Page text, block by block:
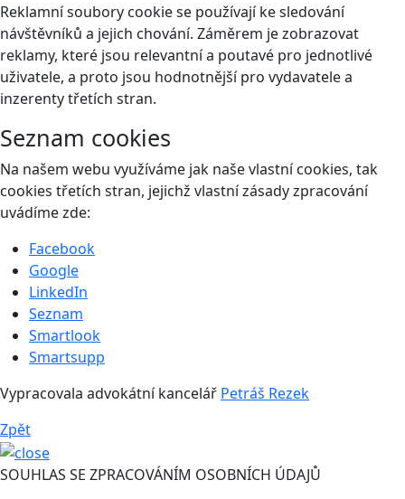
Reklamní soubory cookie se používají ke sledování
návštěvníků a jejich chování. Záměrem je zobrazovat
reklamy, které jsou relevantní a poutavé pro jednotlivé
uživatele, a proto jsou hodnotnější pro vydavatele a
inzerenty třetích stran.
Seznam cookies
Na našem webu využíváme jak naše vlastní cookies, tak
cookies třetích stran, jejichž vlastní zásady zpracování
uvádíme zde:
Facebook
Google
LinkedIn
Seznam
Smartlook
Smartsupp
Vypracovala advokátní kancelář Petráš Rezek
Zpět
SOUHLAS SE ZPRACOVÁNÍM OSOBNÍCH ÚDAJŮ